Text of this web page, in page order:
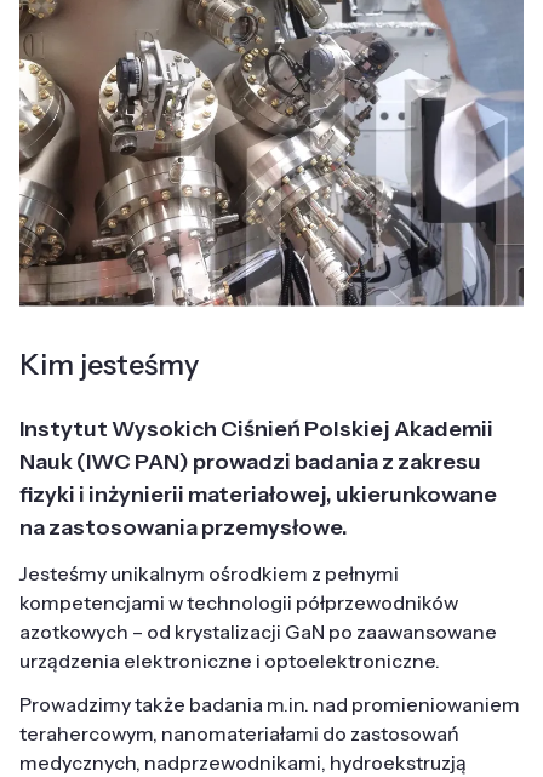
Kim jesteśmy
Instytut Wysokich Ciśnień Polskiej Akademii
Nauk (IWC PAN) prowadzi badania z zakresu
fizyki i inżynierii materiałowej, ukierunkowane
na zastosowania przemysłowe.
Jesteśmy unikalnym ośrodkiem z pełnymi
kompetencjami w technologii półprzewodników
azotkowych – od krystalizacji GaN po zaawansowane
urządzenia elektroniczne i optoelektroniczne.
Prowadzimy także badania m.in. nad promieniowaniem
terahercowym, nanomateriałami do zastosowań
medycznych, nadprzewodnikami, hydroekstruzją